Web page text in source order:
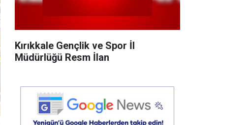
Kırıkkale Gençlik ve Spor İl
Müdürlüğü Resm İlan